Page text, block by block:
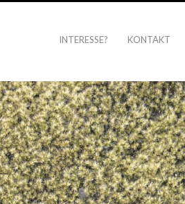
INTERESSE? KONTAKT